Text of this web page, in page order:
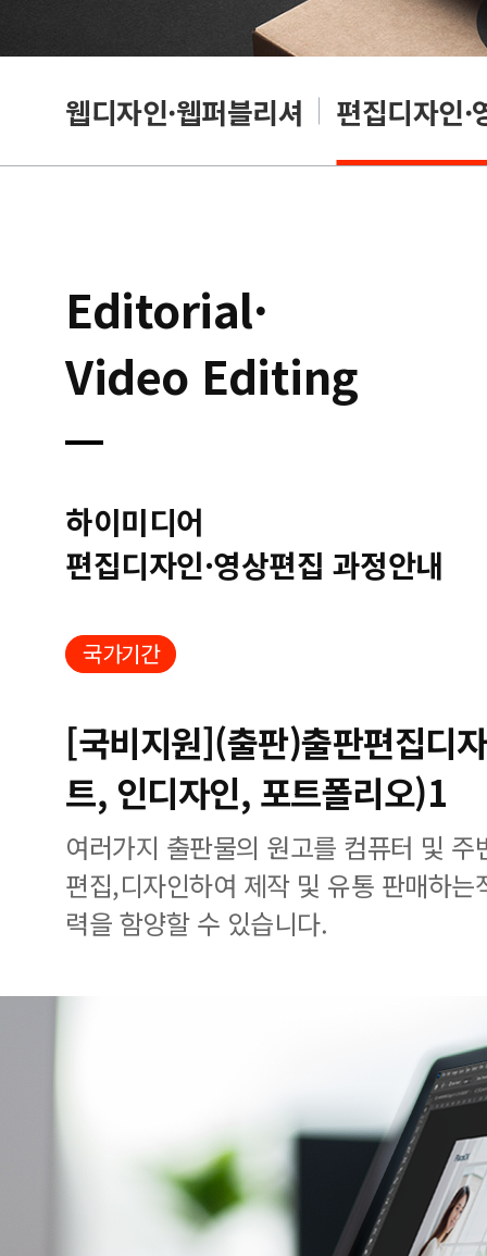
웹디자인·웹퍼블리셔 편집디자인·
Editorial·
Video Editing
하이미디어
편집디자인·영상편집 과정안내
국가기간
[국비지원](출판)출판편집디
트, 인디자인, 포트폴리오)1
여러가지 출판물의 원고를 컴퓨터 및
편집,디자인하여 제작 및 유통 판매하
력을 함양할 수 있습니다.